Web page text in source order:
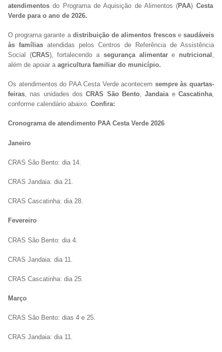
atendimentos do Programa de Aquisição de Alimentos (PAA) Cesta
Verde para o ano de 2026.
O programa garante a distribuição de alimentos frescos esaudáveis
às famílias atendidas pelos Centros de Referência de Assistência
Social (CRAS), fortalecendo a segurança alimentare nutricional ,
além de apoiar a agricultura familiar do município.
Os atendimentos do PAA Cesta Verde acontecem sempre às quartas-
feiras, nas unidades dos CRAS São Bento,JandaiaeCascatinha,
conforme calendário abaixo. Confira:
Cronograma de atendimento PAA Cesta Verde 2026
Janeiro
CRAS São Bento: dia 14.
CRAS Jandaia: dia 21.
CRAS Cascatinha: dia 28.
Fevereiro
CRAS São Bento: dia 4.
CRAS Jandaia: dia 11.
CRAS Cascatinha: dia 25.
Março
CRAS São Bento: dias 4 e 25.
CRAS Jandaia: dia 11.